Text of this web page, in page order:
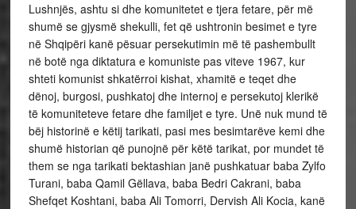
Lushnjës, ashtu si dhe komunitetet e tjera fetare, për më
shumë se gjysmë shekulli, fet që ushtronin besimet e tyre
në Shqipëri kanë pësuar persekutimin më të pashembullt
në botë nga diktatura e komuniste pas viteve 1967, kur
shteti komunist shkatërroi kishat, xhamitë e teqet dhe
dënoj, burgosi, pushkatoj dhe internoj e persekutoj klerikë
të komuniteteve fetare dhe familjet e tyre. Unë nuk mund të
bëj historinë e këtij tarikati, pasi mes besimtarëve kemi dhe
shumë historian që punojnë për këtë tarikat, por mundet të
them se nga tarikati bektashian janë pushkatuar baba Zylfo
Turani, baba Qamil Gëllava, baba Bedri Cakrani, baba
Shefqet Koshtani, baba Ali Tomorri, Dervish Ali Kocia, kanë